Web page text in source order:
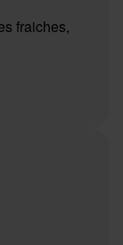
fraiches,